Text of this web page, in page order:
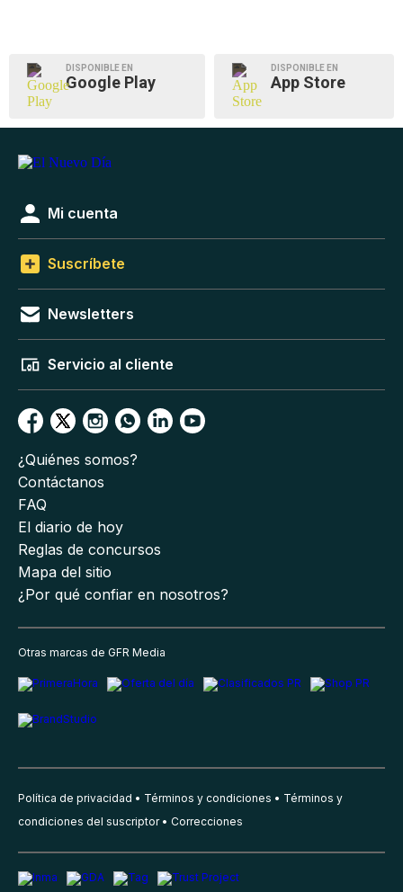
DISPONIBLE EN
Google Play
DISPONIBLE EN
App Store
Mi cuenta
Suscríbete
Newsletters
Servicio al cliente
¿Quiénes somos?
Contáctanos
FAQ
El diario de hoy
Reglas de concursos
Mapa del sitio
¿Por qué confiar en nosotros?
Otras marcas de GFR Media
Política de privacidad Términos y condiciones
Términos y
condiciones del suscriptor
Correcciones